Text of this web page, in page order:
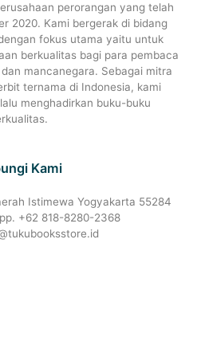
perorangan yang telah
2020. Kami bergerak di bidang
fokus utama yaitu untuk
berkualitas bagi para pembaca
mancanegara. Sebagai mitra
ternama di Indonesia, kami
menghadirkan buku-buku
Kami
Istimewa Yogyakarta 55284
+62 818-8280-2368